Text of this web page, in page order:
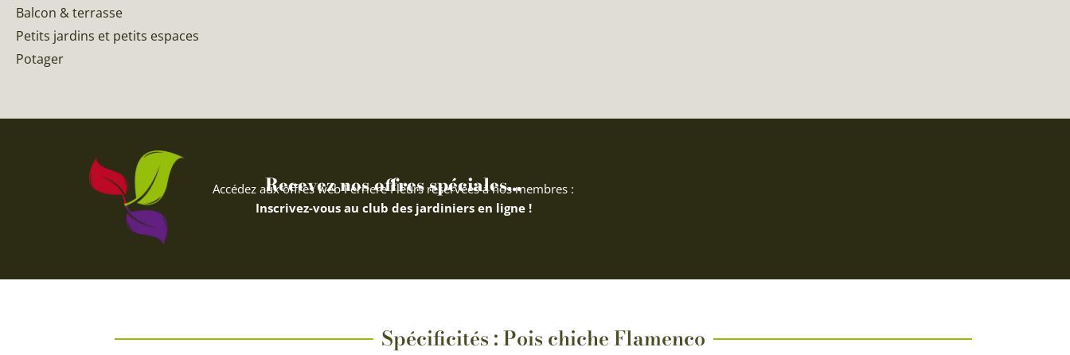
Balcon & terrasse
Petits jardins et petits espaces
Potager
Recevez nos offres spéciales...
Accédez aux offres web Ferriere Fleurs réservées à nos membres :
Inscrivez-vous au club des jardiniers en ligne !
Spécificités : Pois chiche Flamenco